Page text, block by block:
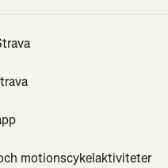
motionscykelaktiviteter